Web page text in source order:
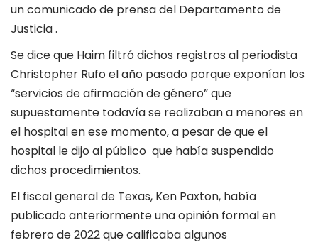
un comunicado de prensa del Departamento de
Justicia .
Se dice que Haim filtró dichos registros al periodista
Christopher Rufo el año pasado porque exponían los
“servicios de afirmación de género” que
supuestamente todavía se realizaban a menores en
el hospital en ese momento, a pesar de que el
hospital le dijo al público que había suspendido
dichos procedimientos.
El fiscal general de Texas, Ken Paxton, había
publicado anteriormente una opinión formal en
febrero de 2022 que calificaba algunos